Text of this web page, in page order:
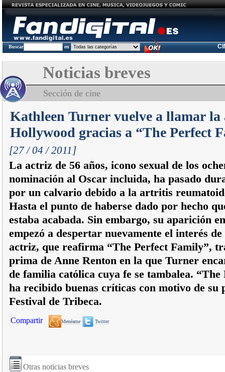
Buscar en
Noticias breves
Sección de cine
Kathleen Turner vuelve a llamar la
Hollywood gracias a “The Perfect
[27 / 04 / 2011]
La actriz de 56 años, icono sexual de los
nominación al Oscar incluida, ha pasado
por un calvario debido a la artritis
Hasta el punto de haberse dado por hecho
estaba acabada. Sin embargo, su aparición
empezó a despertar nuevamente el interés
actriz, que reafirma “The Perfect Family”,
prima de Anne Renton en la que Turner
de familia católica cuya fe se tambalea.
ha recibido buenas críticas con motivo de su
Festival de Tribeca.
Compartir Menéame Twitter
Otras noticias breves